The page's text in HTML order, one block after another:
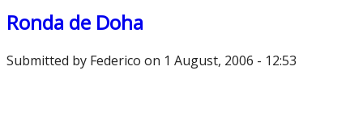
Ronda de Doha
Submitted by Federico on 1 August, 2006 - 12:53